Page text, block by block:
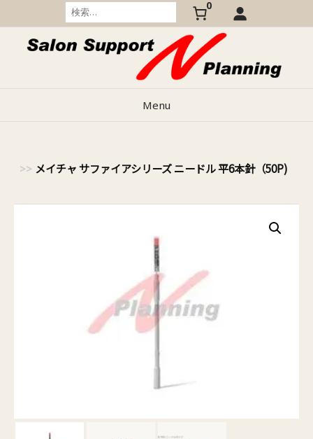
to
content
検
索:
0
Menu
>> メイチャ サファイアシリーズ ニードル 平6本針（50P)